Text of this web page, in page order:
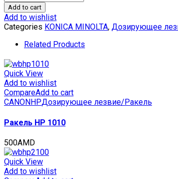
(двухслойный)
DR314-
Blade
KONICA
Bizhub
308e/368e/458e/558e/658e
(CET),
300000
стр.,
quantity
Add to cart
Add to wishlist
Categories KONICA MINOLTA, Дозирующее
Related Products
Quick View
Add to wishlist
CompareAdd to cart
CANON HPДозирующее лезвие/Ракель
Ракель HP 1010
500AMD
Quick View
Add to wishlist